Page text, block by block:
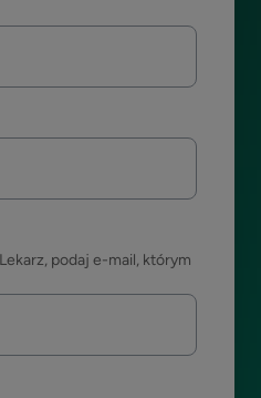
podaj e-mail, którym